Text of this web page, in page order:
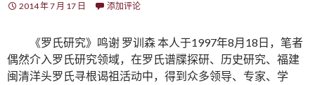
2014 年 7 月 17 日
添加评论
《罗氏研究》鸣谢 罗训森 本人于1997年8月18日，笔者
偶然介入罗氏研究领域，在罗氏谱牒探研、历史研究、福建
闽清洋头罗氏寻根谒祖活动中，得到众多领导、专家、学